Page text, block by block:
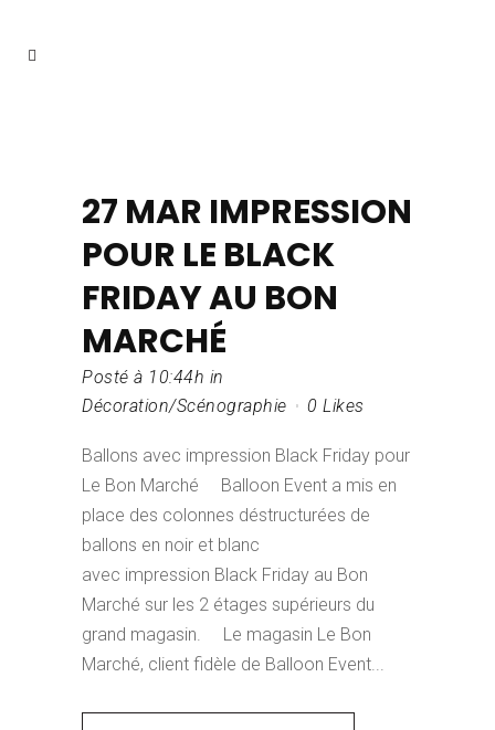
27 MAR IMPRESSION
POUR LE BLACK
FRIDAY AU BON
MARCHÉ
Posté à 10:44h in
Décoration/Scénographie
0 Likes
Ballons avec impression Black Friday pour
Le Bon Marché Balloon Event a mis en
place des colonnes déstructurées de
ballons en noir et blanc
avec impression Black Friday au Bon
Marché sur les 2 étages supérieurs du
grand magasin. Le magasin Le Bon
Marché, client fidèle de Balloon Event...